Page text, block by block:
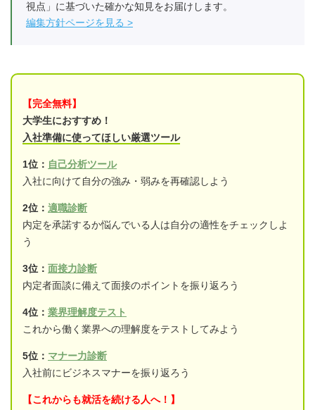
視点」に基づいた確かな知見をお届けします。
編集方針ページを見る
【完全無料】
大学生におすすめ！
入社準備に使ってほしい厳選ツール
1位： 自己分析ツール
入社に向けて自分の強み・弱みを再確認しよう
2位： 適職診断
内定を承諾するか悩んでいる人は自分の適性をチェックしよ
う
3位： 面接力診断
内定者面談に備えて面接のポイントを振り返ろう
4位： 業界理解度テスト
これから働く業界への理解度をテストしてみよう
5位： マナー力診断
入社前にビジネスマナーを振り返ろう
【これからも就活を続ける人へ！】